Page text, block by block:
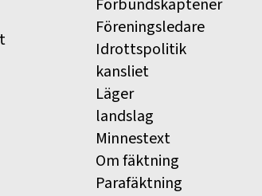
Föreningsledare
Idrottspolitik
kansliet
Läger
landslag
Minnestext
Om fäktning
Parafäktning